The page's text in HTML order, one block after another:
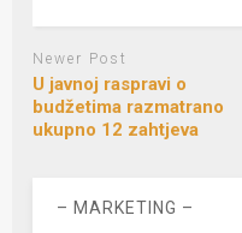
Newer Post
U javnoj raspravi o
budžetima razmatrano
ukupno 12 zahtjeva
– MARKETING –